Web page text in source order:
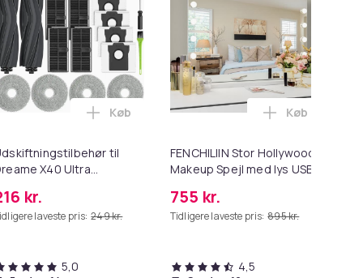
plads Transparent 3 m / 1.6 cm i kurven
i kurven
til
X40 Ultra
kr.
laveste pris: 249 kr.
Læg Udskiftningstilbehør til Dreame X40
Køb
5,0
FENCHILIIN Stor Hollywood
Makeup Spejl med lys USB
80 x 58 cm
755 kr.
Tidligere laveste pris: 895 kr.
Læg
Køb
4,5